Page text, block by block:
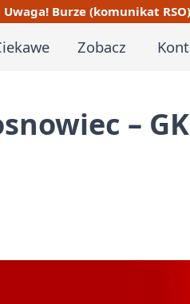
Uwaga! Burze (komunikat RSO)
Zobacz
–